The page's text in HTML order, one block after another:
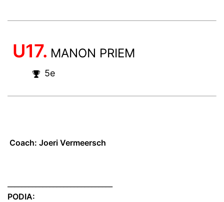
U17. MANON PRIEM
5e
Coach: Joeri Vermeersch
PODIA: